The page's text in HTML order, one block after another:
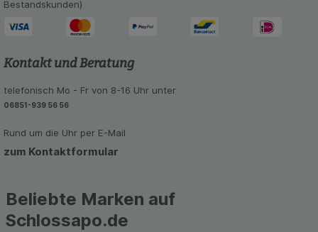
unserer Website sammeln, mit deren Hilfe wir
unsere Website weiter für Sie optimieren können,
den Inhalt auf unserer Website aber auch die
zu gestalten. Bitte beachten Sie, dass Daten
soziale Medien übertragen werden.
Bestandskunden)
Kontakt und Beratung
telefonisch Mo - Fr von 8-16 Uhr unter
06851-939 56 56
Rund um die Uhr per E-Mail
zum Kontaktformular
Beliebte Marken auf
Schlossapo.de